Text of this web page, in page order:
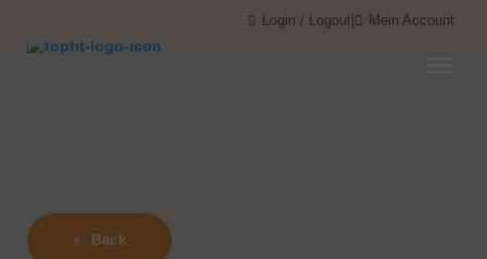
Login / Logout Mein Account
Back